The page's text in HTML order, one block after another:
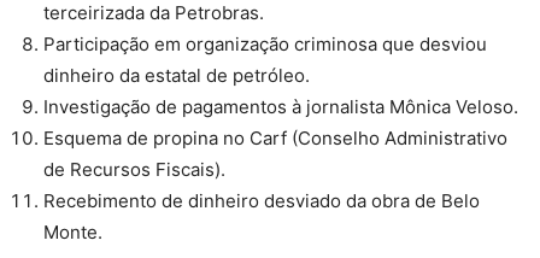
terceirizada da Petrobras.
Participação em organização criminosa que desviou
dinheiro da estatal de petróleo.
Investigação de pagamentos à jornalista Mônica Veloso.
Esquema de propina no Carf (Conselho Administrativo
de Recursos Fiscais).
Recebimento de dinheiro desviado da obra de Belo
Monte.